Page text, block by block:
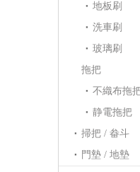
地板刷
洗車刷
玻璃刷
拖把
不織布拖
静電拖把
掃把 / 畚斗
門墊 / 地墊